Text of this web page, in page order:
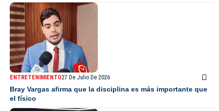
ENTRETENIMIENTO27 De Julio De 2026
Bray Vargas afirma que la disciplina es más importante que
el físico